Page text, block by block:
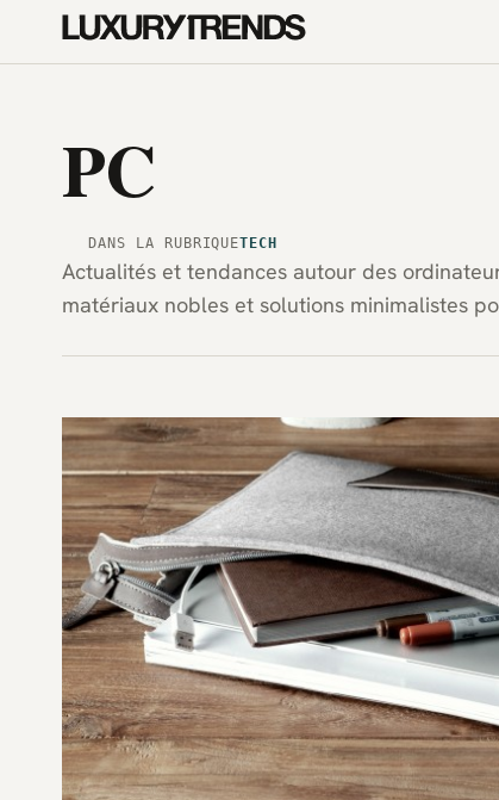
PC
DANS LA RUBRIQUETECH
Actualités et tendances autour des
matériaux nobles et solutions minimalistes